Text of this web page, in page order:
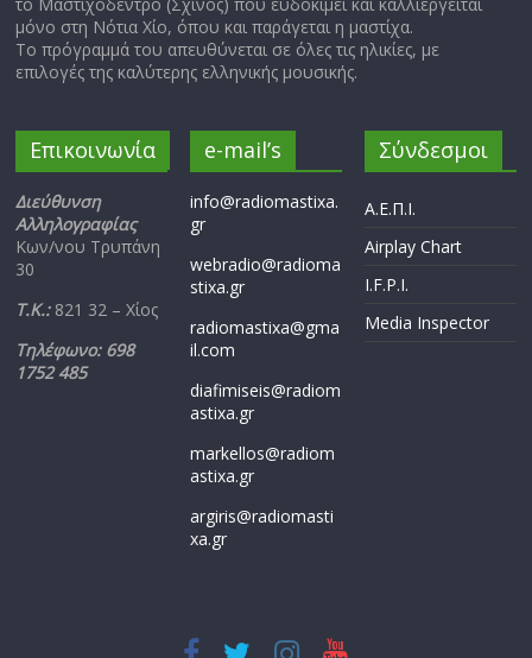
μόνο στη Νότια Χίο, όπου και παράγεται η μαστίχα.
Το πρόγραμμά του απευθύνεται σε όλες τις ηλικίες, με
επιλογές της καλύτερης ελληνικής μουσικής.
Επικοινωνία
Διεύθυνση
Αλληλογραφίας
Κων/νου Τρυπάνη
30
Τ.Κ.: 821 32 – Χίος
Τηλέφωνο: 698
1752 485
e-mail’s
info@radiomastixa.
gr
webradio@radioma
stixa.gr
radiomastixa@gma
il.com
diafimiseis@radiom
astixa.gr
markellos@radiom
astixa.gr
argiris@radiomasti
xa.gr
Σύνδεσμοι
Α.Ε.Π.Ι.
Airplay Chart
I.F.P.I.
Media Inspector